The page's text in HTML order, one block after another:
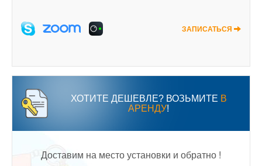
ЗАПИСАТЬСЯ
ХОТИТЕ ДЕШЕВЛЕ? ВОЗЬМИТЕ В
АРЕНДУ!
Доставим на место установки и обратно !